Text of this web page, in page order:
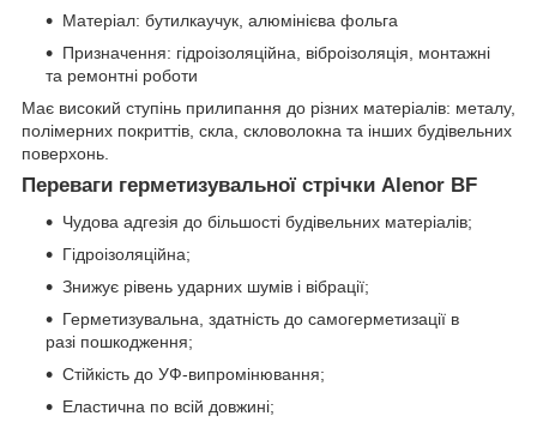
Матеріал: бутилкаучук, алюмінієва фольга
Призначення: гідроізоляційна, віброізоляція, монтажні
та ремонтні роботи
Має високий ступінь прилипання до різних матеріалів: металу,
полімерних покриттів, скла, скловолокна та інших будівельних
поверхонь.
Переваги герметизувальної стрічки Alenor BF
Чудова адгезія до більшості будівельних матеріалів;
Гідроізоляційна;
Знижує рівень ударних шумів і вібрації;
Герметизувальна, здатність до самогерметизації в
разі пошкодження;
Стійкість до УФ-випромінювання;
Еластична по всій довжині;